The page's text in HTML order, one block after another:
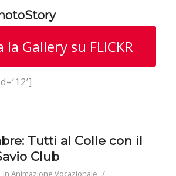
la Gallery su FLICKR
Tutti al Colle con il
Club
in Animazione Vocazionale /